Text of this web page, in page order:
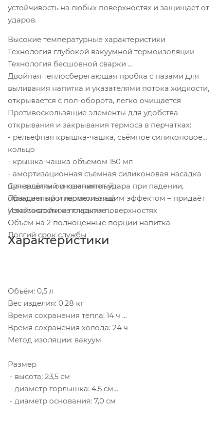
устойчивость на любых поверхностях и защищает от
ударов.
Высокие температурные характеристики
Технология глубокой вакуумной термоизоляции
Технология бесшовной сварки
Двойная теплосберегающая пробка с пазами для
выливания напитка и указателями потока жидкости,
открывается с пол-оборота, легко очищается
Противоскользящие элементы для удобства
открывания и закрывания термоса в перчатках:
- рельефная крышка-чашка, съёмное силиконовое
кольцо
- крышка-чашка объёмом 150 мл
- амортизационная съёмная силиконовая насадка
для защиты основания от удара при падении,
обладает противоскользящим эффектом – придаёт
устойчивости на гладких поверхностях
Суперлёгкий и компактный
Практичный и герметичный
Износостойкое покрытие
Объём на 2 полноценные порции напитка
Долгий срок службы
Характеристики
Объём: 0,5 л
Вес изделия: 0,28 кг
Время сохранения тепла: 14 ч
Время сохранения холода: 24 ч
Метод изоляции: вакуум
Размер
- высота: 23,5 см
- диаметр горлышка: 4,5 см
- диаметр основания: 7,0 см